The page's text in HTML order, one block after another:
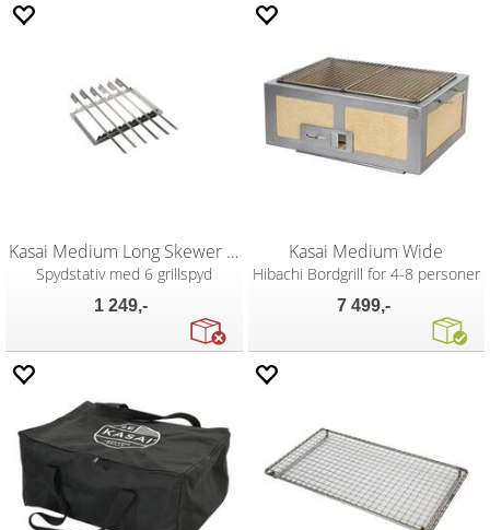
Kasai Medium Long Skewer Rack
Spydstativ med 6 grillspyd
1 249,-
Kasai Medium Wide
Hibachi Bordgrill for 4-8 personer
7 499,-